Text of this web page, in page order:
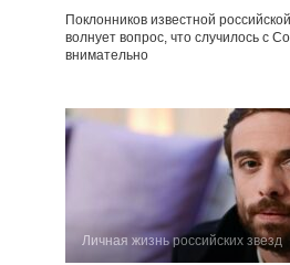
Поклонников известной
волнует вопрос, что случилось с
внимательно
Личная жизнь российских звезд